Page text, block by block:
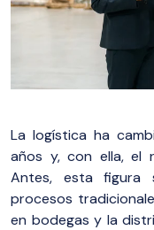
La logística ha
años y, con ella, el
Antes, esta figura
procesos
en bodegas y la